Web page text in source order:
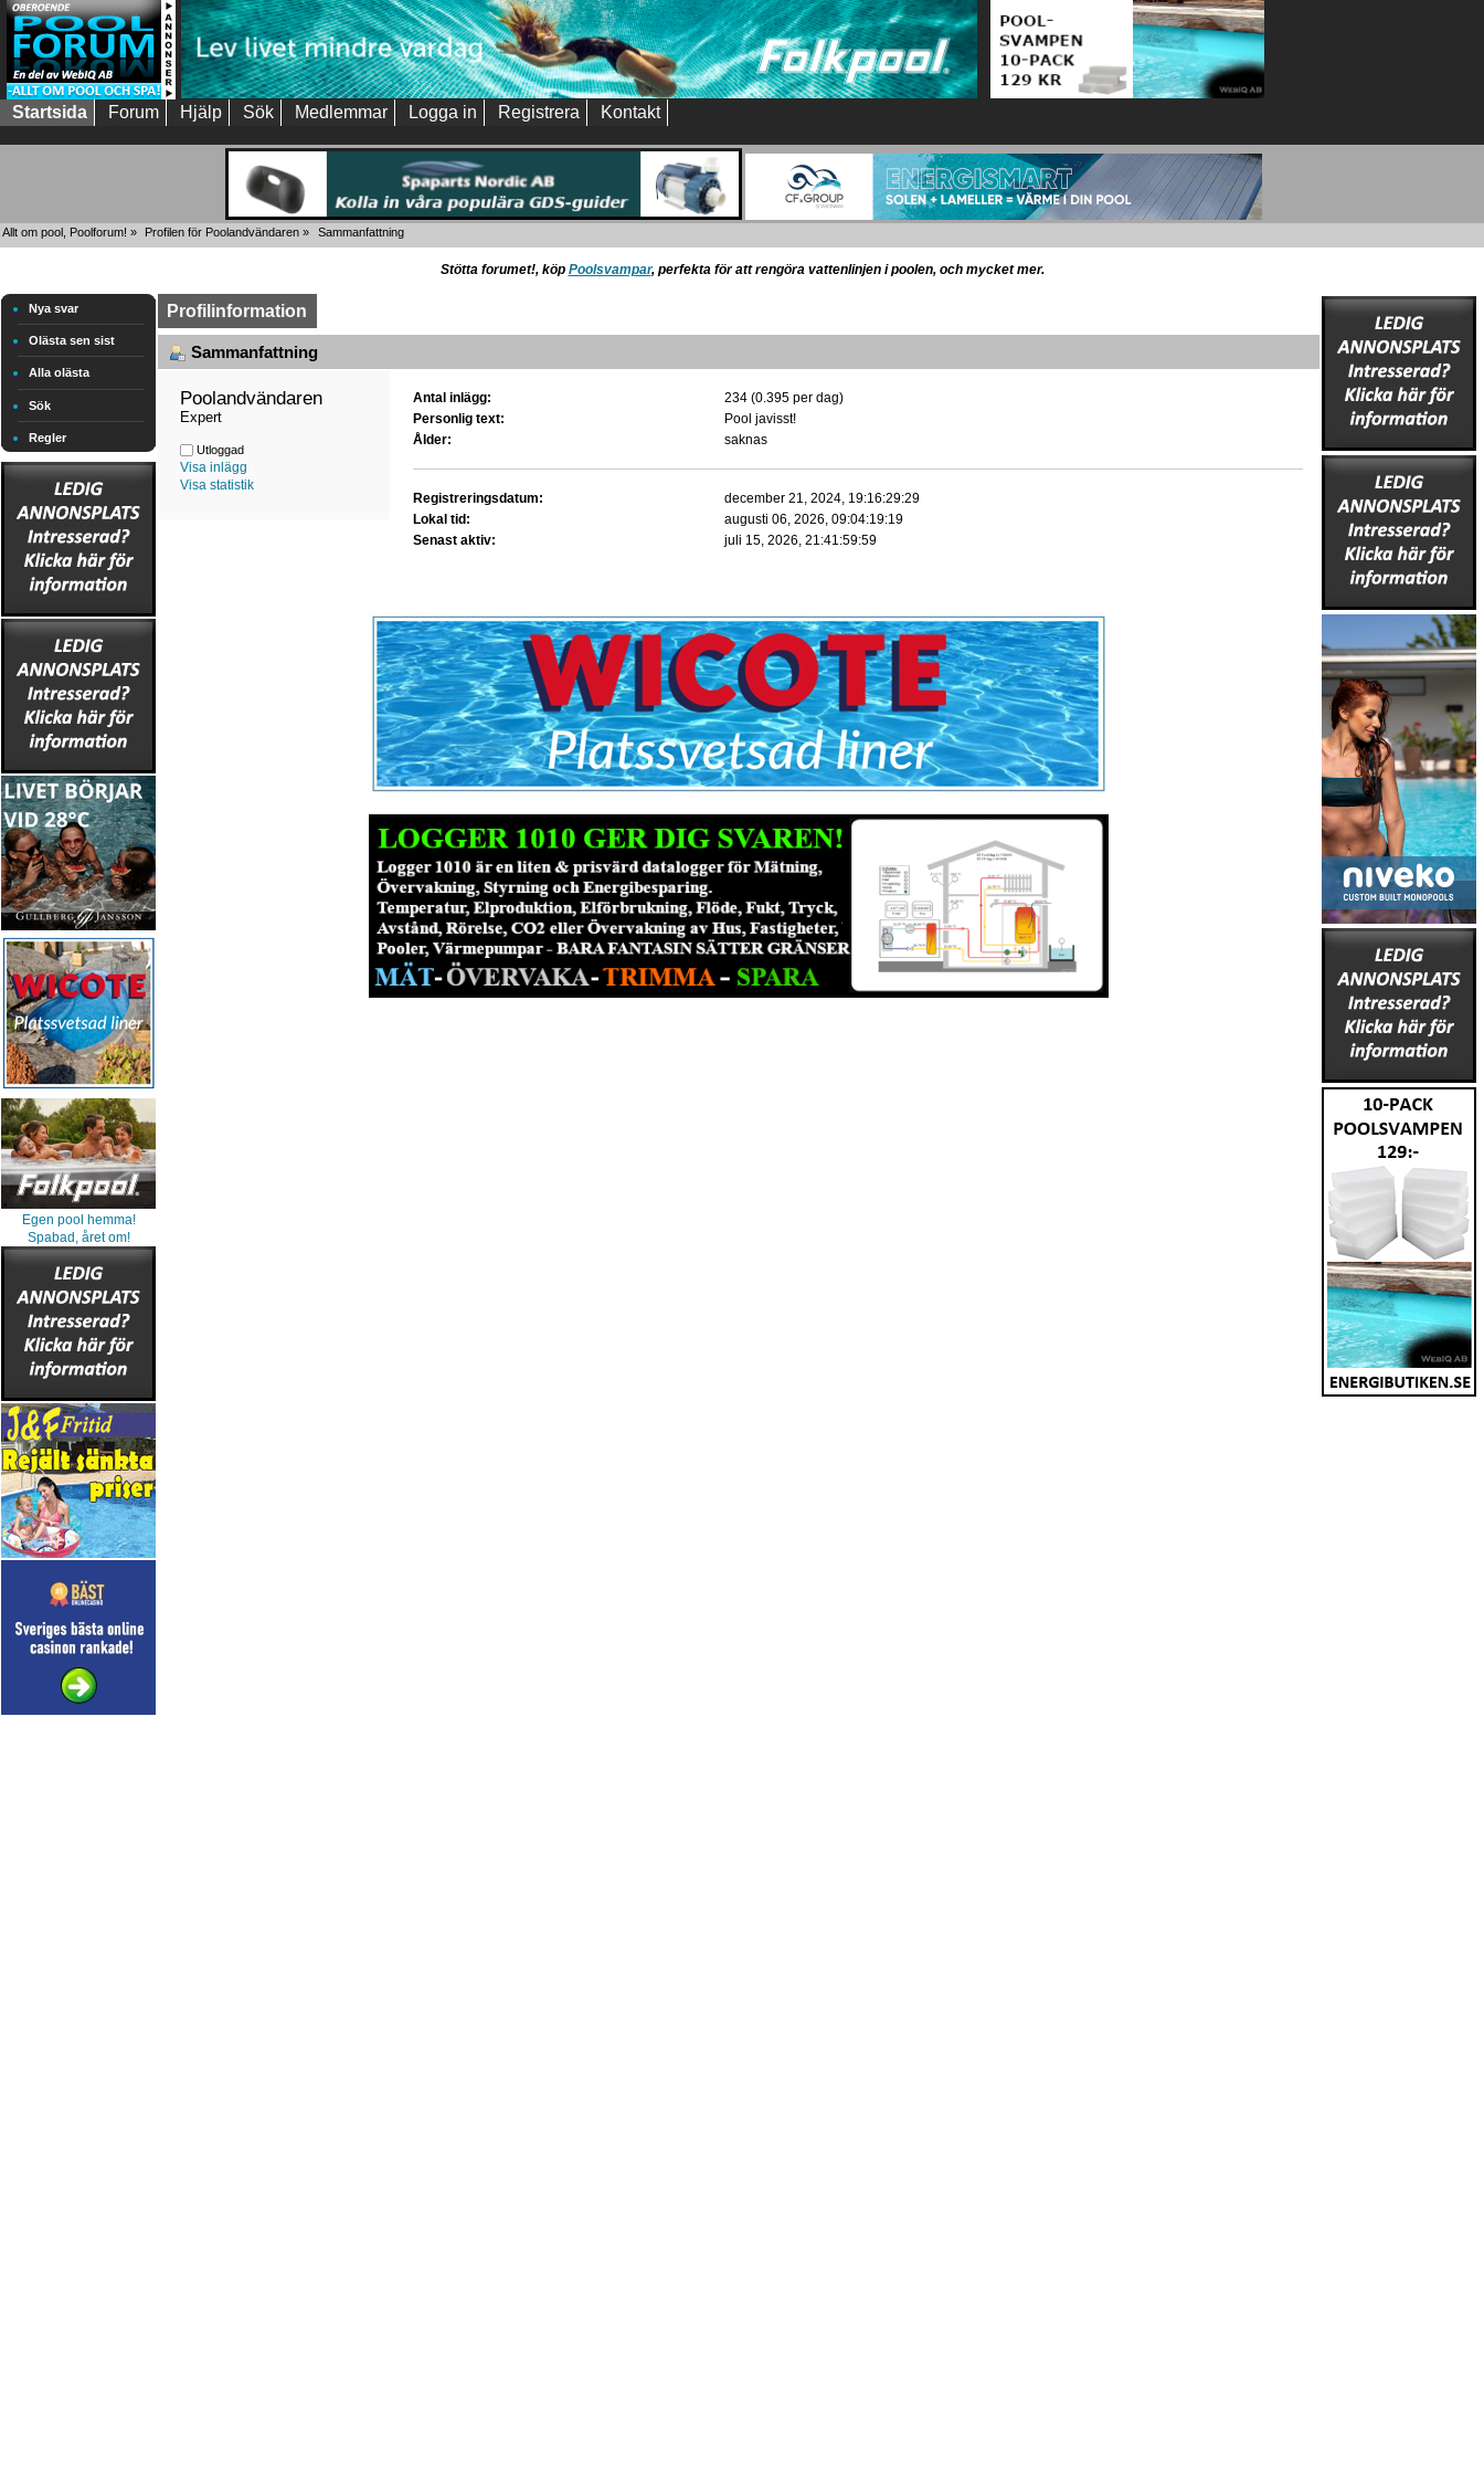
Startsida Forum Hjälp Sök Medlemmar Logga in Registrera Kontakt
Allt om pool, Poolforum! » Profilen för Poolandvändaren » Sammanfattning
Stötta forumet!, köp Poolsvampar, perfekta för att rengöra vattenlinjen i poolen, och mycket mer.
Nya svar
Olästa sen sist
Alla olästa
Sök
Regler
Egen pool hemma!
Spabad, året om!
Profilinformation
Sammanfattning
Poolandvändaren
Expert
Utloggad
Visa inlägg
Visa statistik
Antal inlägg:
234 (0.395 per dag)
Personlig text:
Pool javisst!
Ålder:
saknas
Registreringsdatum:
december 21, 2024, 19:16:29:29
Lokal tid:
augusti 06, 2026, 09:04:19:19
Senast aktiv:
juli 15, 2026, 21:41:59:59